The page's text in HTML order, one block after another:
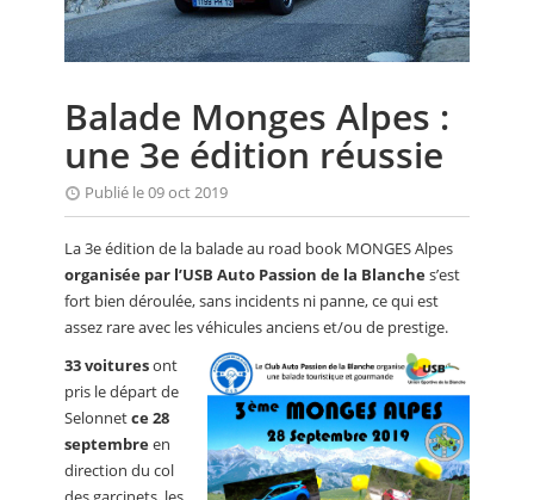
FOCUS
ANNUAIRES
PETITES ANNONCES
Balade Monges Alpes :
une 3e édition réussie
Publié le 09 oct 2019
La 3e édition de la balade au road book MONGES Alpes
organisée par l’USB Auto Passion de la Blanches’est
fort bien déroulée, sans incidents ni panne, ce qui est
assez rare avec les véhicules anciens et/ou de prestige.
33 voituresont
pris le départ de
Selonnetce 28
septembreen
direction du col